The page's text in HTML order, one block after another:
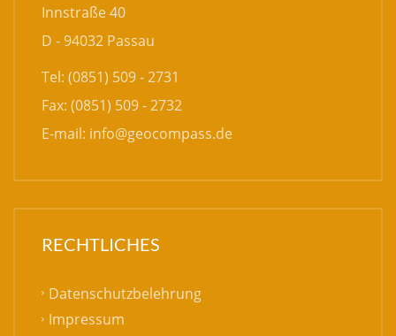
Innstraße 40
D - 94032 Passau
Tel: (0851) 509 - 2731
Fax: (0851) 509 - 2732
E-mail: info@geocompass.de
RECHTLICHES
Datenschutzbelehrung
Impressum